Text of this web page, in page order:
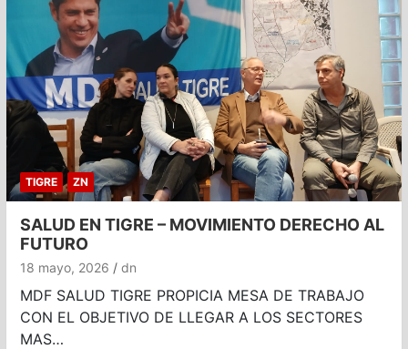
TIGRE ZN
SALUD EN TIGRE – MOVIMIENTO DERECHO AL
FUTURO
18 mayo, 2026 dn
MDF SALUD TIGRE PROPICIA MESA DE TRABAJO
CON EL OBJETIVO DE LLEGAR A LOS SECTORES
MAS…